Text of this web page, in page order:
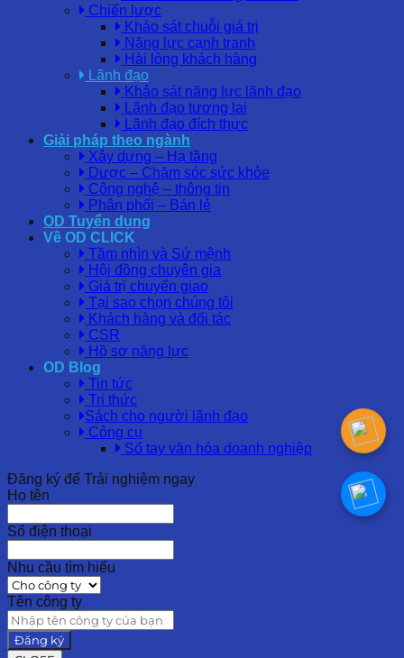
Chiến lược
Khảo sát chuỗi giá trị
Năng lực cạnh tranh
Hài lòng khách hàng
Lãnh đạo
Khảo sát năng lực lãnh đạo
Lãnh đạo tương lai
Lãnh đạo đích thực
Giải pháp theo ngành
Xây dựng – Hạ tầng
Dược – Chăm sóc sức khỏe
Công nghệ – thông tin
Phân phối – Bán lẻ
OD Tuyển dụng
Về OD CLICK
Tầm nhìn và Sứ mệnh
Hội đồng chuyên gia
Giá trị chuyển giao
Tại sao chọn chúng tôi
Khách hàng và đối tác
CSR
Hồ sơ năng lực
OD Blog
Tin tức
Tri thức
Sách cho người lãnh đạo
Công cụ
Sổ tay văn hóa doanh nghiệp
Đăng ký để Trải nghiệm ngay
Họ tên
Số điện thoại
Nhu cầu tìm hiểu
Tên công ty
Đăng ký